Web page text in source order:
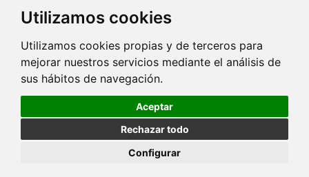
Utilizamos cookies
Utilizamos cookies propias y de terceros para
mejorar nuestros servicios mediante el análisis de
sus hábitos de navegación.
Aceptar
Rechazar todo
Configurar
Síguenos en...
Contacto
Av. Monforte de Lemos, 3-5. Pabellón 11. Planta 0 28029 Madrid
info@ciberisciii.es
Política de Privacidad
| Portal de Transparencia